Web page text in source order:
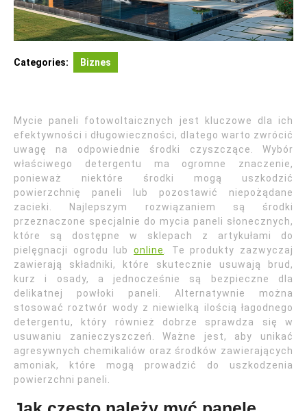
Categories: Biznes
Mycie paneli fotowoltaicznych jest kluczowe dla ich
efektywności i długowieczności, dlatego warto zwrócić
uwagę na odpowiednie środki czyszczące. Wybór
właściwego detergentu ma ogromne znaczenie,
ponieważ niektóre środki mogą uszkodzić
powierzchnię paneli lub pozostawić niepożądane
zacieki. Najlepszym rozwiązaniem są środki
przeznaczone specjalnie do mycia paneli słonecznych,
które są dostępne w sklepach z artykułami do
pielęgnacji ogrodu lub online
. Te produkty zazwyczaj
zawierają składniki, które skutecznie usuwają brud,
kurz i osady, a jednocześnie są bezpieczne dla
delikatnej powłoki paneli. Alternatywnie można
stosować roztwór wody z niewielką ilością łagodnego
detergentu, który również dobrze sprawdza się w
usuwaniu zanieczyszczeń. Ważne jest, aby unikać
agresywnych chemikaliów oraz środków zawierających
amoniak, które mogą prowadzić do uszkodzenia
powierzchni paneli.